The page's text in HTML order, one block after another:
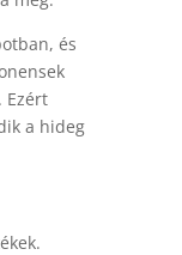
és
Ezért
a hideg